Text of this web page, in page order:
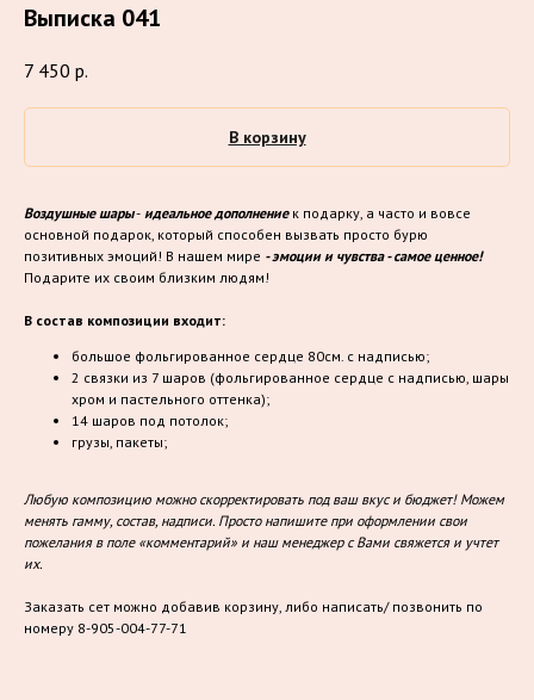
Выписка 041
7 450 р.
В корзину
Воздушные шары- идеальное дополнениек подарку, а часто и вовсе
основной подарок, который способен вызвать просто бурю
позитивных эмоций! В нашем мире - эмоции и чувства - самое ценное!
Подарите их своим близким людям!
В состав композиции входит:
большое фольгированное сердце 80см. с надписью;
2 связки из 7 шаров (фольгированное сердце с надписью, шары
хром и пастельного оттенка);
14 шаров под потолок;
грузы, пакеты;
Любую композицию можно скорректировать под ваш вкус и бюджет! Можем
менять гамму, состав, надписи. Просто напишите при оформлении свои
пожелания в поле «комментарий» и наш менеджер с Вами свяжется и учтет
их.
Заказать сет можно добавив корзину, либо написать/ позвонить по
номеру 8-905-004-77-71